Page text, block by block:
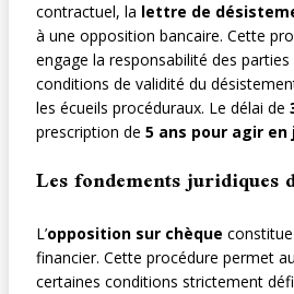
contractuel, la lettre de
à une opposition bancaire. Cette
engage la responsabilité des
conditions de validité du
les écueils procéduraux. Le délai de
prescription de 5 ans pour agir en
Les fondements juridiques
L’opposition sur chèque
financier. Cette procédure permet
certaines conditions strictement